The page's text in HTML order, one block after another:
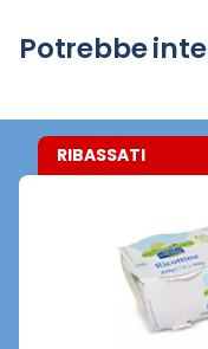
Potrebbe
RIBASSATI